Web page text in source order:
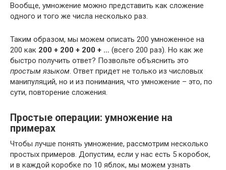
Вообще, умножение можно представить как сложение
одного и того же числа несколько раз.
Таким образом, мы можем описать 200 умноженное на
200 как 200 + 200 + 200 + … (всего 200 раз). Но как же
быстро получить ответ? Позвольте объяснить это
простым языком . Ответ придет не только из числовых
манипуляций, но и из понимания, что умножение – это, по
сути, повторение сложения.
Простые операции: умножение на
примерах
Чтобы лучше понять умножение, рассмотрим несколько
простых примеров. Допустим, если у нас есть 5 коробок,
и в каждой коробке по 10 яблок, мы можем узнать